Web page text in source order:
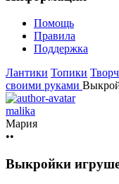
Помощь
Правила
Поддержка
Лантики Топики
своими руками
malika
Мария
••
Выкройки